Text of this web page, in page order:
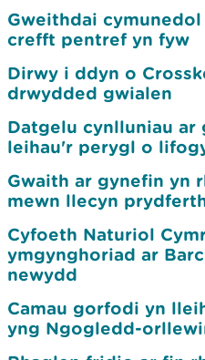
Gweithdai
crefft pentref yn fyw
Dirwy i ddyn o
drwydded gwialen
Datgelu cynlluniau
leihau'r perygl o
Gwaith ar gynefin yn
mewn llecyn
Cyfoeth Naturiol
ymgynghoriad ar
newydd
Camau gorfodi yn
yng Ngogledd-